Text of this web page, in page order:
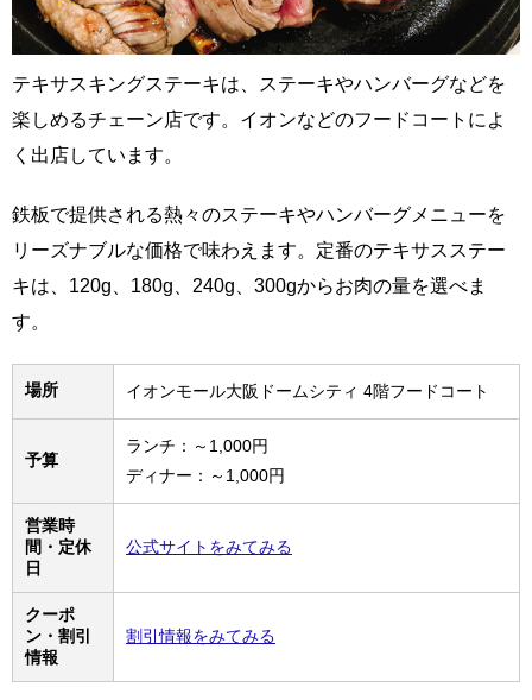
テキサスキングステーキは、ステーキやハンバーグなどを
楽しめるチェーン店です。イオンなどのフードコートによ
く出店しています。
鉄板で提供される熱々のステーキやハンバーグメニューを
リーズナブルな価格で味わえます。定番のテキサスステー
キは、120g、180g、240g、300gからお肉の量を選べま
す。
場所 イオンモール大阪ドームシティ 4階フードコート
予算
ランチ：～1,000円
ディナー：～1,000円
営業時
間・定休
日
公式サイトをみてみる
クーポ
ン・割引
情報
割引情報をみてみる